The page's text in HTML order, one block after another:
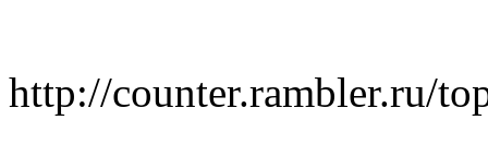
http://counter.rambler.ru/